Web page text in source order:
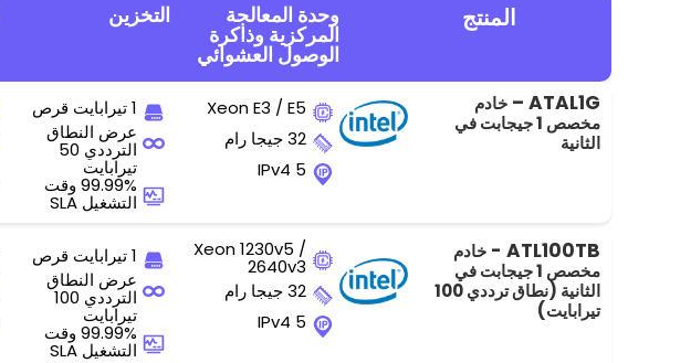
المنتج وحدة المعالجة
المركزية وذاكرة
الوصول العشوائي
التخزين
ATAL1G –
خادم
مخصص 1 جيجابت في
الثانية
Xeon E3 / E5
32 جيجا رام
5 IPv4
1 تيرابايت قرص
عرض النطاق
الترددي 50
تيرابايت
99.99% وقت
التشغيل SLA
ATL100TB -
خادم
مخصص 1 جيجابت في
الثانية (نطاق ترددي 100
تيرابايت)
Xeon 1230v5 /
2640v3
32 جيجا رام
5 IPv4
1 تيرابايت قرص
عرض النطاق
الترددي 100
تيرابايت
99.99% وقت
التشغيل SLA